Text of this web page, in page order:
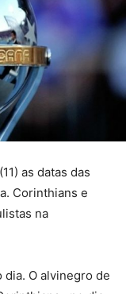
as datas das
Corinthians e
na
dia. O alvinegro de